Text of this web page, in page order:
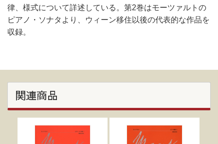
律、様式について詳述している。第2巻はモーツァルトの
ピアノ・ソナタより、ウィーン移住以後の代表的な作品を
収録。
関連商品